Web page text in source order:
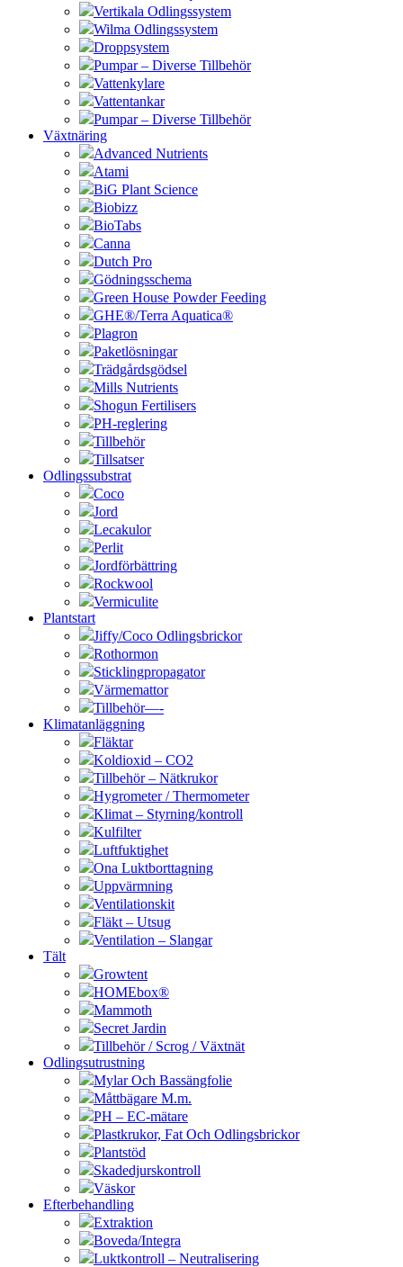
Vertikala Odlingssystem
Wilma Odlingssystem
Droppsystem
Pumpar – Diverse Tillbehör
Vattenkylare
Vattentankar
Pumpar – Diverse Tillbehör
Växtnäring
Advanced Nutrients
Atami
BiG Plant Science
Biobizz
BioTabs
Canna
Dutch Pro
Gödningsschema
Green House Powder Feeding
GHE®/Terra Aquatica®
Plagron
Paketlösningar
Trädgårdsgödsel
Mills Nutrients
Shogun Fertilisers
PH-reglering
Tillbehör
Tillsatser
Odlingssubstrat
Coco
Jord
Lecakulor
Perlit
Jordförbättring
Rockwool
Vermiculite
Plantstart
Jiffy/Coco Odlingsbrickor
Rothormon
Sticklingpropagator
Värmemattor
Tillbehör—-
Klimatanläggning
Fläktar
Koldioxid – CO2
Tillbehör – Nätkrukor
Hygrometer / Thermometer
Klimat – Styrning/kontroll
Kulfilter
Luftfuktighet
Ona Luktborttagning
Uppvärmning
Ventilationskit
Fläkt – Utsug
Ventilation – Slangar
Tält
Growtent
HOMEbox®
Mammoth
Secret Jardin
Tillbehör / Scrog / Växtnät
Odlingsutrustning
Mylar Och Bassängfolie
Måttbägare M.m.
PH – EC-mätare
Plastkrukor, Fat Och Odlingsbrickor
Plantstöd
Skadedjurskontroll
Väskor
Efterbehandling
Extraktion
Boveda/Integra
Luktkontroll – Neutralisering